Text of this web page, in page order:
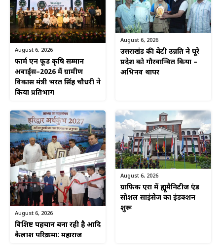
August 6, 2026
फार्म एन फूड कृषि सम्मान
अवार्ड्स–2026 में ग्रामीण
विकास मंत्री भरत सिंह चौधरी ने
किया प्रतिभाग
August 6, 2026
उत्तराखंड की बेटी उन्नति ने पूरे
प्रदेश को गौरवान्वित किया –
अभिनव थापर
August 6, 2026
विशिष्ट पहचान बना रही है आदि
कैलाश परिक्रमा: महाराज
August 6, 2026
ग्राफिक एरा में ह्यूमैनिटीज एंड
सोशल साइंसेज का इंडक्शन
शुरू